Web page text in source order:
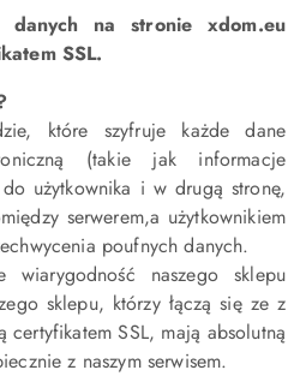
danych na stronie xdom.eu
SSL.
które szyfruje każde dane
(takie jak informacje
użytkownika i w drugą stronę,
serwerem,a użytkownikiem
poufnych danych.
wiarygodność naszego sklepu
sklepu, którzy łączą się ze z
certyfikatem SSL, mają absolutną
z naszym serwisem.